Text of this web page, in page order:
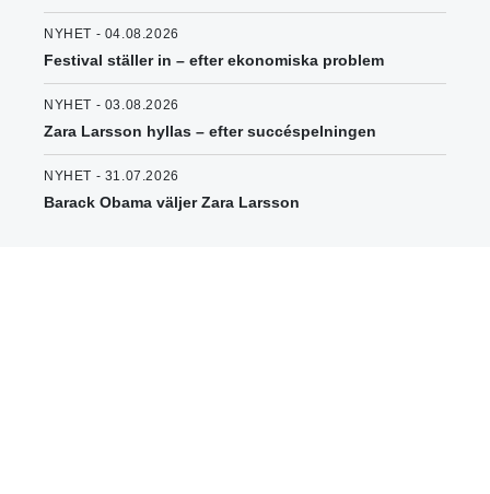
NYHET - 04.08.2026
Festival ställer in – efter ekonomiska problem
NYHET - 03.08.2026
Zara Larsson hyllas – efter succéspelningen
NYHET - 31.07.2026
Barack Obama väljer Zara Larsson